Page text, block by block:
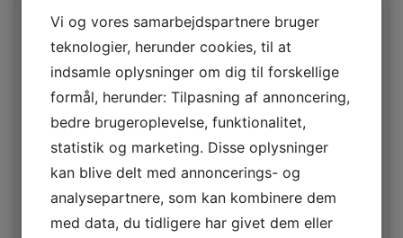
Gulvslibning i Rødovre
…
Vi og vores samarbejdspartnere bruger
teknologier, herunder cookies, til at
indsamle oplysninger om dig til forskellige
formål, herunder: Tilpasning af annoncering,
bedre brugeroplevelse, funktionalitet,
statistik og marketing. Disse oplysninger
kan blive delt med annoncerings- og
analysepartnere, som kan kombinere dem
med data, du tidligere har givet dem eller